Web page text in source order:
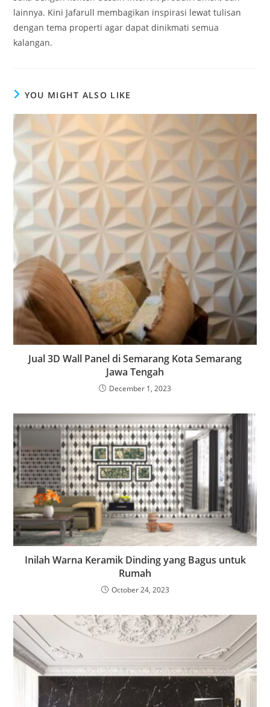
lainnya. Kini Jafarull membagikan inspirasi lewat tulisan
dengan tema properti agar dapat dinikmati semua
kalangan.
YOU MIGHT ALSO LIKE
Jual 3D Wall Panel di Semarang Kota Semarang
Jawa Tengah
December 1, 2023
Inilah Warna Keramik Dinding yang Bagus untuk
Rumah
October 24, 2023